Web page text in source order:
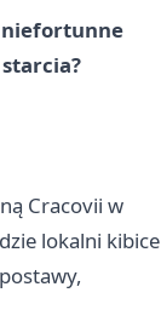
niefortunne
Cracovii w
lokalni kibice